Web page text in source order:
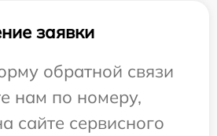
заявки
обратной связи
нам по номеру,
сайте сервисного